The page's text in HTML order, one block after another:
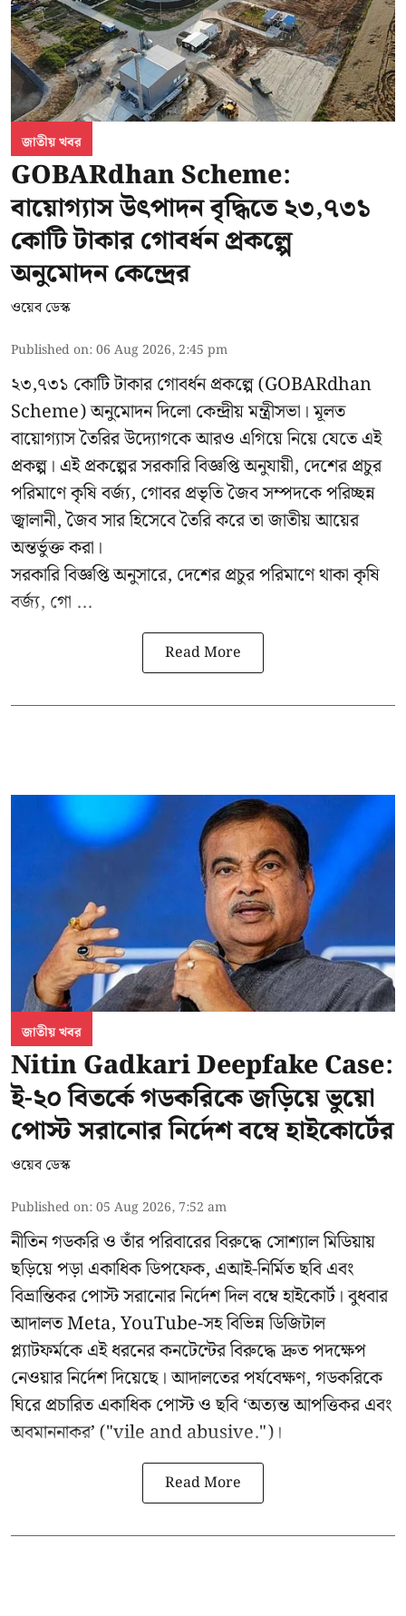
জাতীয় খবর
GOBARdhan Scheme:
বায়োগ্যাস উৎপাদন বৃদ্ধিতে ২৩,৭৩১
কোটি টাকার গোবর্ধন প্রকল্পে
অনুমোদন কেন্দ্রের
ওয়েব ডেস্ক
Published on:06 Aug 2026, 2:45 pm
২৩,৭৩১ কোটি টাকার গোবর্ধন প্রকল্পে (GOBARdhan
Scheme) অনুমোদন দিলো কেন্দ্রীয় মন্ত্রীসভা। মূলত
বায়োগ্যাস তৈরির উদ্যোগকে আরও এগিয়ে নিয়ে যেতে এই
প্রকল্প। এই প্রকল্পের সরকারি বিজ্ঞপ্তি অনুযায়ী, দেশের প্রচুর
পরিমাণে কৃষি বর্জ্য, গোবর প্রভৃতি জৈব সম্পদকে পরিচ্ছন্ন
জ্বালানী, জৈব সার হিসেবে তৈরি করে তা জাতীয় আয়ের
অন্তর্ভুক্ত করা।
সরকারি বিজ্ঞপ্তি অনুসারে, দেশের প্রচুর পরিমাণে থাকা কৃষি
বর্জ্য, গো ...
Read More
জাতীয় খবর
Nitin Gadkari Deepfake Case:
ই-২০ বিতর্কে গডকরিকে জড়িয়ে ভুয়ো
পোস্ট সরানোর নির্দেশ বম্বে হাইকোর্টের
ওয়েব ডেস্ক
Published on:05 Aug 2026, 7:52 am
নীতিন গডকরি ও তাঁর পরিবারের বিরুদ্ধে সোশ্যাল মিডিয়ায়
ছড়িয়ে পড়া একাধিক ডিপফেক, এআই-নির্মিত ছবি এবং
বিভ্রান্তিকর পোস্ট সরানোর নির্দেশ দিল বম্বে হাইকোর্ট। বুধবার
আদালত Meta, YouTube-সহ বিভিন্ন ডিজিটাল
প্ল্যাটফর্মকে এই ধরনের কনটেন্টের বিরুদ্ধে দ্রুত পদক্ষেপ
নেওয়ার নির্দেশ দিয়েছে। আদালতের পর্যবেক্ষণ, গডকরিকে
ঘিরে প্রচারিত একাধিক পোস্ট ও ছবি ‘অত্যন্ত আপত্তিকর এবং
অবমাননাকর’ ("vile and abusive.")।
Read More